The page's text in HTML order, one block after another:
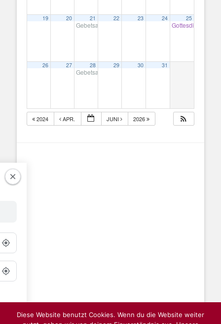
19 20 21
Gebetsabend
22 23 24 25
Gottesdienst mit
26 27 28
Gebetsabend
29 30 31
2024 APR. JUNI 2026
Diese Website benutzt Cookies. Wenn du die Website weiter